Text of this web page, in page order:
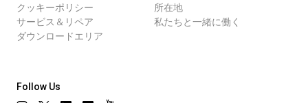
クッキーポリシー
サービス＆リペア
ダウンロードエリア
所在地
私たちと一緒に働く
Follow Us